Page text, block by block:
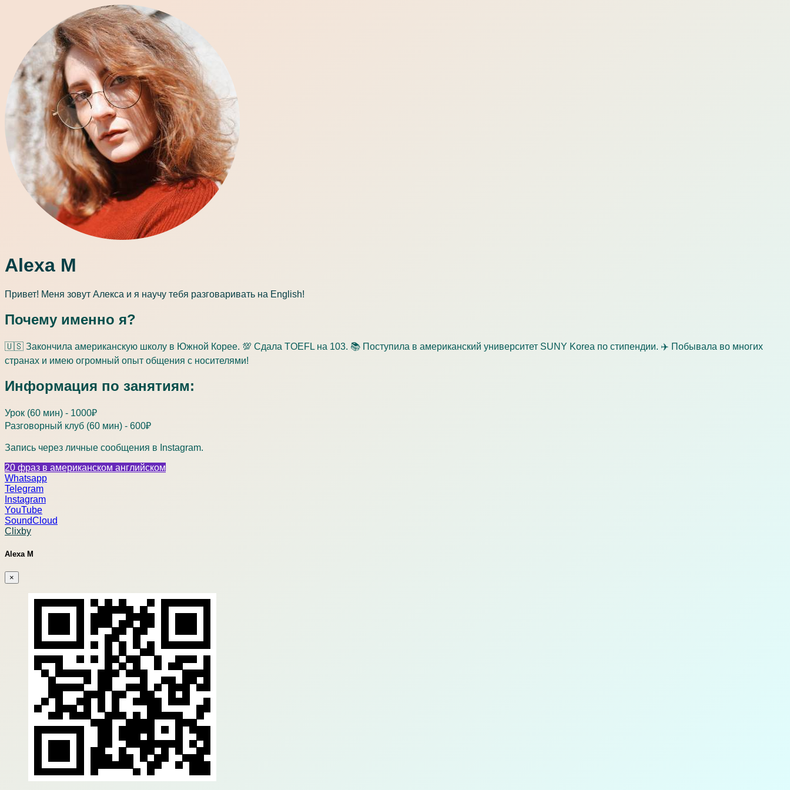
Alexa M
Привет! Меня зовут Алекса и я научу тебя разговаривать на English!
Почему именно я?
🇺🇸 Закончила американскую школу в Южной Корее. 💯 Сдала TOEFL на 103. 📚 Поступила в американский университет SUNY Korea по стипендии. ✈️ Побывала во многих
странах и имею огромный опыт общения с носителями!
Информация по занятиям:
Урок (60 мин) - 1000₽
Разговорный клуб (60 мин) - 600₽
Запись через личные сообщения в Instagram.
20 фраз в американском английском
Whatsapp
Telegram
Instagram
YouTube
SoundCloud
Clixby
Alexa M
×